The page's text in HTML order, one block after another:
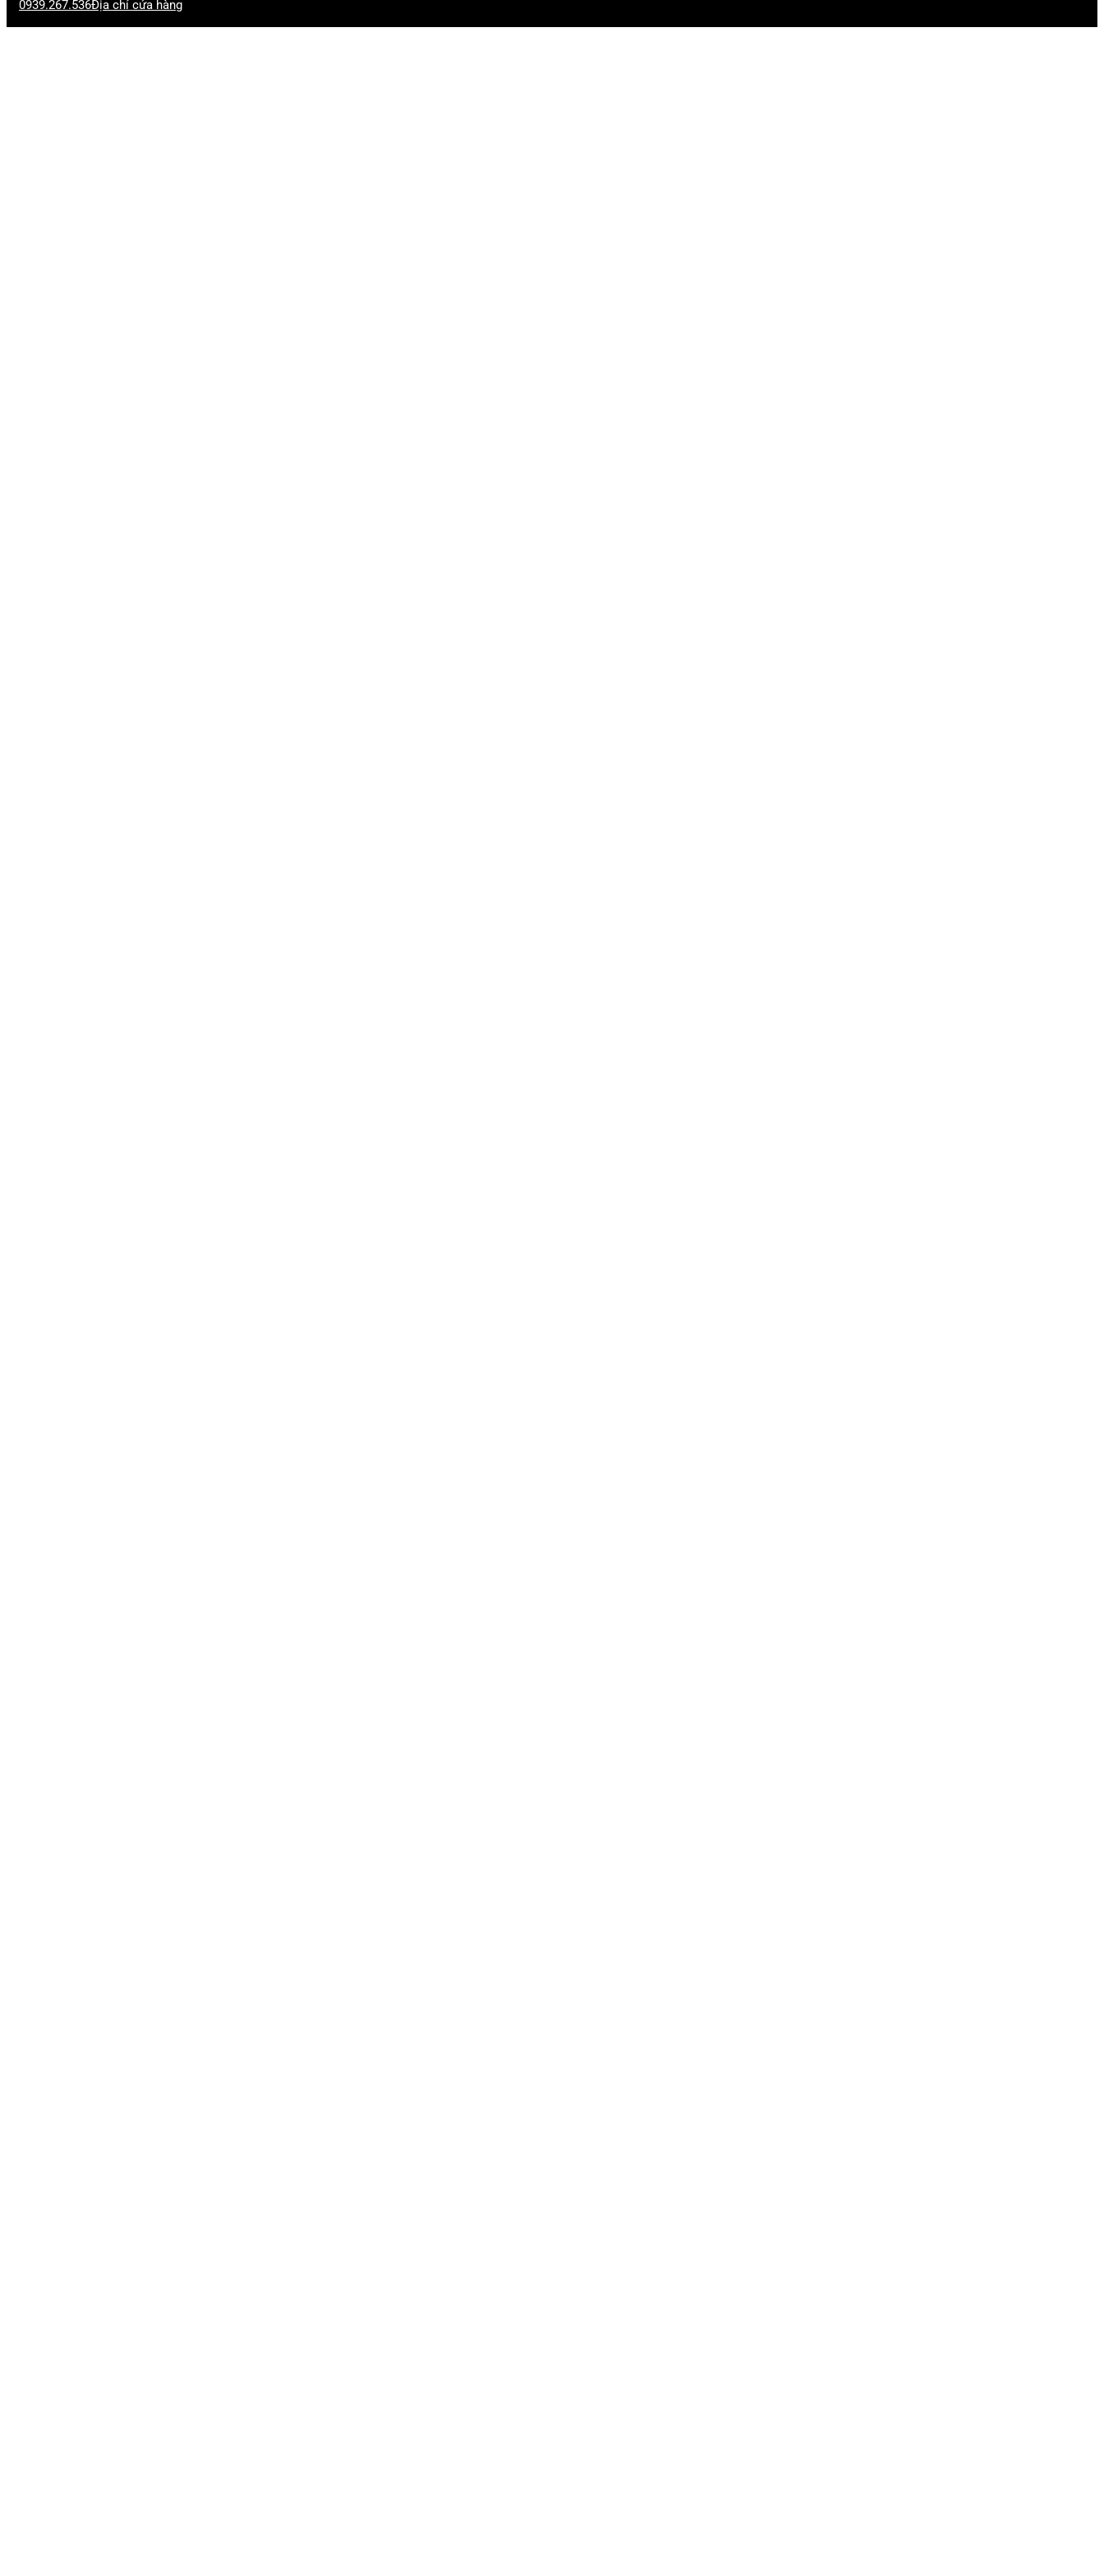
0939.267.536Địa chỉ cửa hàng